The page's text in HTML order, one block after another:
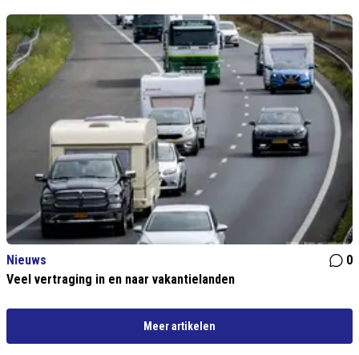
Nieuws
0
Veel vertraging in en naar vakantielanden
Meer artikelen